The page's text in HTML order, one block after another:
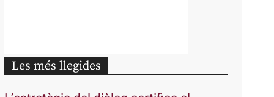
Les més llegides